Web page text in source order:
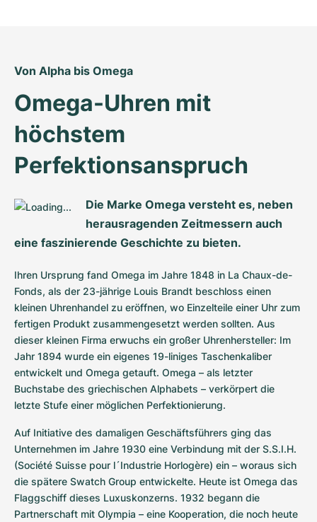
Von Alpha bis Omega
Omega-Uhren mit
höchstem
Perfektionsanspruch
Die Marke Omega versteht es, neben
herausragenden Zeitmessern auch
eine faszinierende Geschichte zu bieten.
Ihren Ursprung fand Omega im Jahre 1848 in La Chaux-de-
Fonds, als der 23-jährige Louis Brandt beschloss einen
kleinen Uhrenhandel zu eröffnen, wo Einzelteile einer Uhr zum
fertigen Produkt zusammengesetzt werden sollten. Aus
dieser kleinen Firma erwuchs ein großer Uhrenhersteller: Im
Jahr 1894 wurde ein eigenes 19-liniges Taschenkaliber
entwickelt und Omega getauft. Omega – als letzter
Buchstabe des griechischen Alphabets – verkörpert die
letzte Stufe einer möglichen Perfektionierung.
Auf Initiative des damaligen Geschäftsführers ging das
Unternehmen im Jahre 1930 eine Verbindung mit der S.S.I.H.
(Société Suisse pour l´Industrie Horlogère) ein – woraus sich
die spätere Swatch Group entwickelte. Heute ist Omega das
Flaggschiff dieses Luxuskonzerns. 1932 begann die
Partnerschaft mit Olympia – eine Kooperation, die noch heute